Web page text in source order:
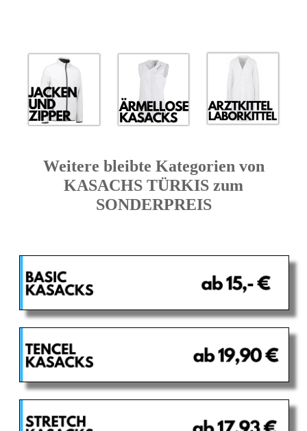
Weitere bleibte Kategorien von
KASACHS TÜRKIS zum
SONDERPREIS